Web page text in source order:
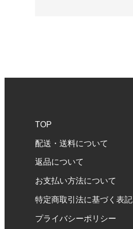
TOP
配送・送料について
返品について
お支払い方法について
特定商取引法に基づく表記
プライバシーポリシー